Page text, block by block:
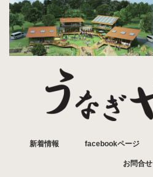
新着情報 facebookページ
お問合せ